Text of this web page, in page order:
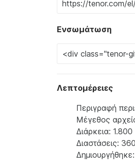
Ενσωμάτωση
Λεπτομέρειες
Περιγραφή
Μέγεθος
Διάρκεια:
Διαστάσεις: